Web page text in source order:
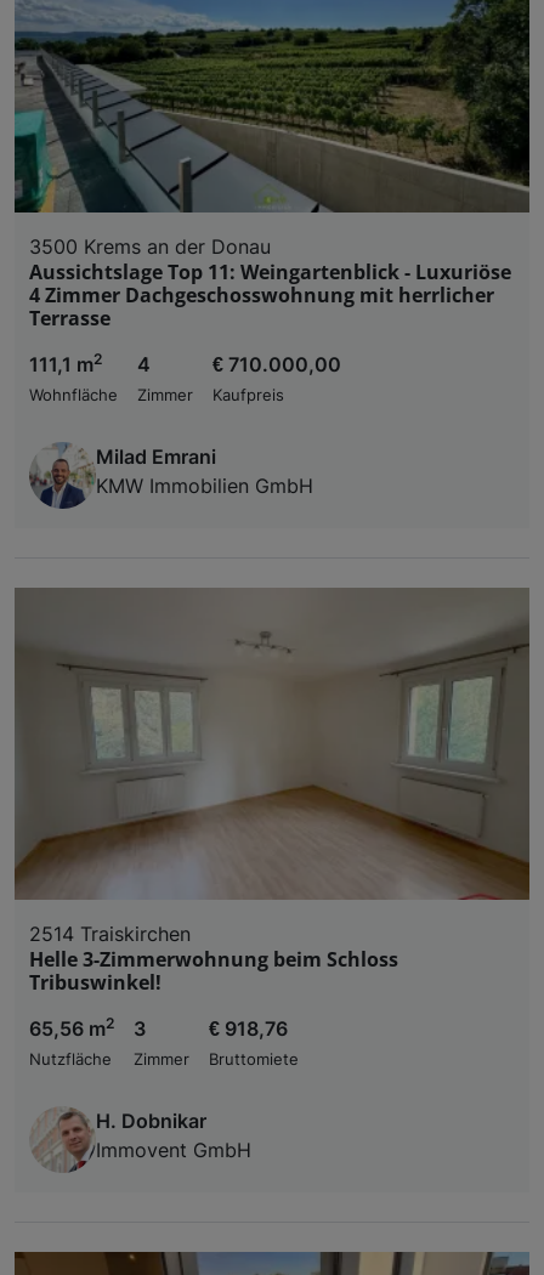
3500 Krems an der Donau
Aussichtslage Top 11: Weingartenblick - Luxuriöse
4 Zimmer Dachgeschosswohnung mit herrlicher
Terrasse
111,1 m2
Wohnfläche
4
Zimmer
€ 710.000,00
Kaufpreis
Milad Emrani
KMW Immobilien GmbH
2514 Traiskirchen
Helle 3-Zimmerwohnung beim Schloss
Tribuswinkel!
65,56 m2
Nutzfläche
3
Zimmer
€ 918,76
Bruttomiete
H. Dobnikar
Immovent GmbH